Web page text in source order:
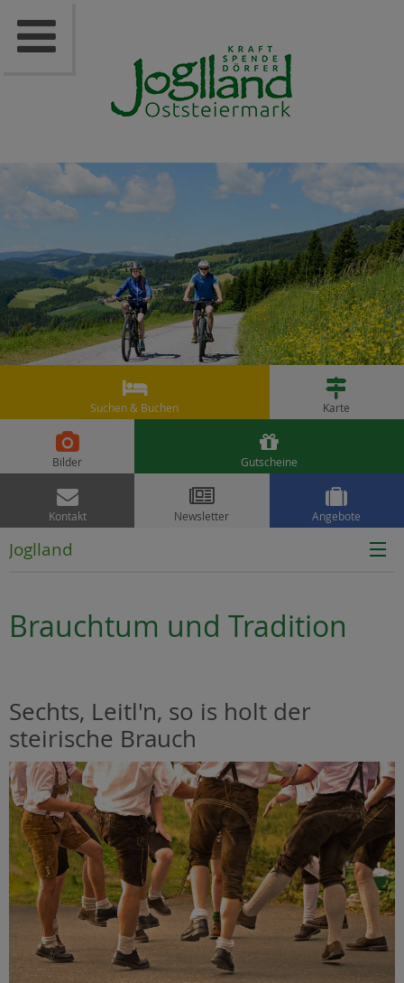

Suchen & Buchen

Karte

Bilder

Gutscheine

Kontakt

Newsletter

Angebote
Joglland
Brauchtum und Tradition
Sechts, Leitl'n, so is holt der
steirische Brauch
